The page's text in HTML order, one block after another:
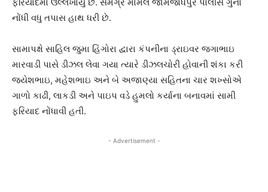
ફરિયાદમાં ઉલ્લેખાયું છે. સમગ્ર મામલે જામજોધપુર પોલીસે ગુનો
નોંધી વધુ તપાસ હાથ ધરી છે.
સામાપક્ષે સાહિલ જુમા હિંગોરા દ્વારા કંપનીના ડ્રાઇવર જગાભાઇ
મારવાડી પાસે ડીઝલ લેવા ગયા ત્યારે ડીઝલચોરી હોવાની શંકા કરી
જયેશભાઇ, મહેશભાઇ અને બે અજાણ્યા સહિતના ચાર શખ્સોએ
ગાળો કાઢી, લાકડી અને પાઇપ વડે હુમલો કર્યાના બનાવમાં સામી
ફરિયાદ નોંધાવી હતી.
- Advertisement -